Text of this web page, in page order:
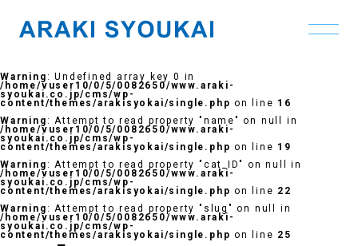
to
the
content
Warning : Undefined array key 0 in
/home/vuser10/0/5/0082650/www.araki-
syoukai.co.jp/cms/wp-
content/themes/arakisyokai/single.php on line 16
Warning : Attempt to read property "name" on null in
/home/vuser10/0/5/0082650/www.araki-
syoukai.co.jp/cms/wp-
content/themes/arakisyokai/single.php on line 19
Warning : Attempt to read property "cat_ID" on null in
/home/vuser10/0/5/0082650/www.araki-
syoukai.co.jp/cms/wp-
content/themes/arakisyokai/single.php on line 22
Warning : Attempt to read property "slug" on null in
/home/vuser10/0/5/0082650/www.araki-
syoukai.co.jp/cms/wp-
content/themes/arakisyokai/single.php on line 25